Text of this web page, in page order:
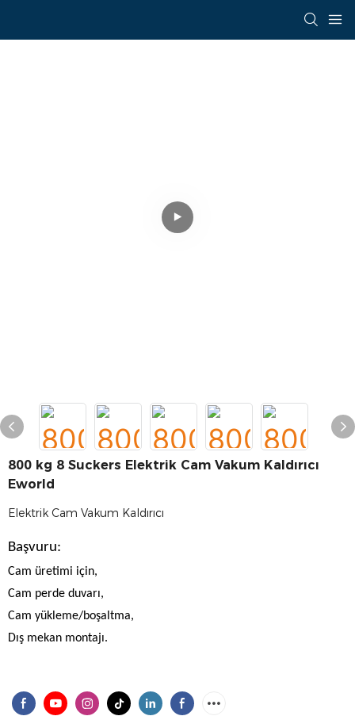
800 kg 8 Suckers Elektrik Cam Vakum Kaldırıcı
Eworld
Elektrik Cam Vakum Kaldırıcı
Başvuru:
Cam üretimi için,
Cam perde duvarı,
Cam yükleme/boşaltma,
Dış mekan montajı.